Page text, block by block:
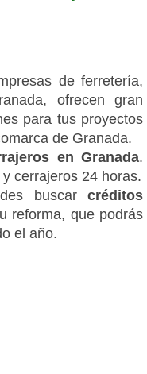
de ferretería,
ofrecen gran
para tus proyectos
de Granada.
en Granada.
cerrajeros 24 horas.
buscar créditos
reforma, que podrás
el año.